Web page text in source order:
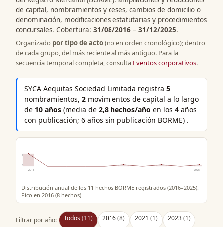
de capital, nombramientos y ceses, cambios de domicilio o
denominación, modificaciones estatutarias y procedimientos
concursales. Cobertura: 31/08/2016 – 31/12/2025.
Organizado por tipo de acto(no en orden cronológico); dentro
de cada grupo, del más reciente al más antiguo. Para la
secuencia temporal completa, consulta Eventos corporativos.
SYCA Aequitas Sociedad Limitada registra5
nombramientos,2 movimientos de capital a lo largo
de 10 años (media de2,8 hechos/año en los4 años
con publicación; 6 años sin publicación BORME) .
8
0
2016
2025
Distribución anual de los 11 hechos BORME registrados (2016–2025).
Pico en 2016 (8 hechos).
Filtrar por año: Todos (11) 2016(8) 2021 (1) 2023(1)